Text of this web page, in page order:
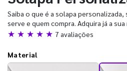
Saiba o que é a solapa personalizada,
serve e quem compra. Adquira já a sua
★ ★ ★ ★ ★ 7 avaliações
Material